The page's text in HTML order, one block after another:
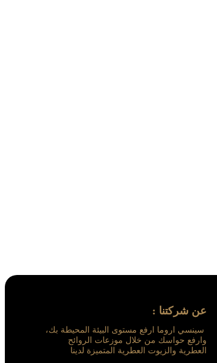
عن شركتنا :
سينسي اروما ارفع مستوى البيئة المحيطة بك،
وارفع حواسك من خلال موزعات الروائح
العطرية والزيوت العطرية المتميزة لدينا